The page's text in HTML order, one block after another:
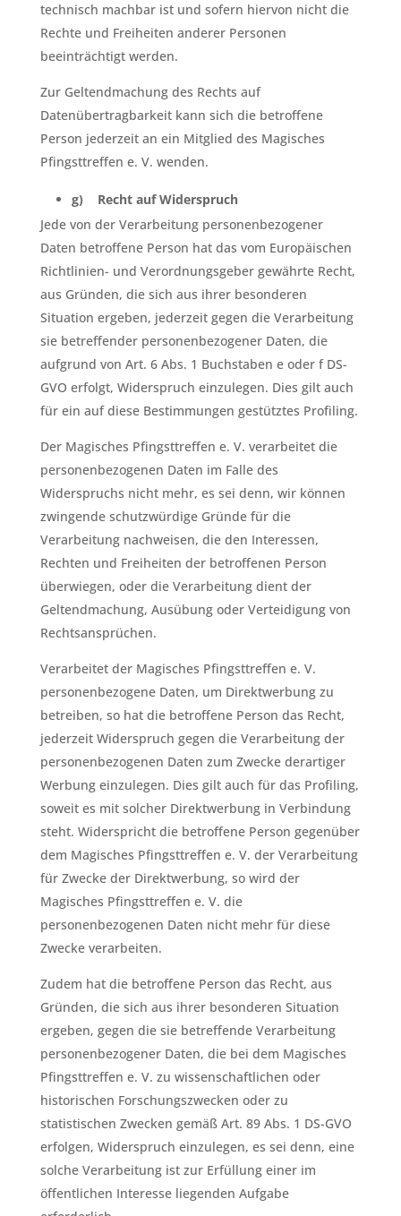
technisch machbar ist und sofern hiervon nicht die
Rechte und Freiheiten anderer Personen
beeinträchtigt werden.
Zur Geltendmachung des Rechts auf
Datenübertragbarkeit kann sich die betroffene
Person jederzeit an ein Mitglied des Magisches
Pfingsttreffen e. V. wenden.
g) Recht auf Widerspruch
Jede von der Verarbeitung personenbezogener
Daten betroffene Person hat das vom Europäischen
Richtlinien- und Verordnungsgeber gewährte Recht,
aus Gründen, die sich aus ihrer besonderen
Situation ergeben, jederzeit gegen die Verarbeitung
sie betreffender personenbezogener Daten, die
aufgrund von Art. 6 Abs. 1 Buchstaben e oder f DS-
GVO erfolgt, Widerspruch einzulegen. Dies gilt auch
für ein auf diese Bestimmungen gestütztes Profiling.
Der Magisches Pfingsttreffen e. V. verarbeitet die
personenbezogenen Daten im Falle des
Widerspruchs nicht mehr, es sei denn, wir können
zwingende schutzwürdige Gründe für die
Verarbeitung nachweisen, die den Interessen,
Rechten und Freiheiten der betroffenen Person
überwiegen, oder die Verarbeitung dient der
Geltendmachung, Ausübung oder Verteidigung von
Rechtsansprüchen.
Verarbeitet der Magisches Pfingsttreffen e. V.
personenbezogene Daten, um Direktwerbung zu
betreiben, so hat die betroffene Person das Recht,
jederzeit Widerspruch gegen die Verarbeitung der
personenbezogenen Daten zum Zwecke derartiger
Werbung einzulegen. Dies gilt auch für das Profiling,
soweit es mit solcher Direktwerbung in Verbindung
steht. Widerspricht die betroffene Person gegenüber
dem Magisches Pfingsttreffen e. V. der Verarbeitung
für Zwecke der Direktwerbung, so wird der
Magisches Pfingsttreffen e. V. die
personenbezogenen Daten nicht mehr für diese
Zwecke verarbeiten.
Zudem hat die betroffene Person das Recht, aus
Gründen, die sich aus ihrer besonderen Situation
ergeben, gegen die sie betreffende Verarbeitung
personenbezogener Daten, die bei dem Magisches
Pfingsttreffen e. V. zu wissenschaftlichen oder
historischen Forschungszwecken oder zu
statistischen Zwecken gemäß Art. 89 Abs. 1 DS-GVO
erfolgen, Widerspruch einzulegen, es sei denn, eine
solche Verarbeitung ist zur Erfüllung einer im
öffentlichen Interesse liegenden Aufgabe